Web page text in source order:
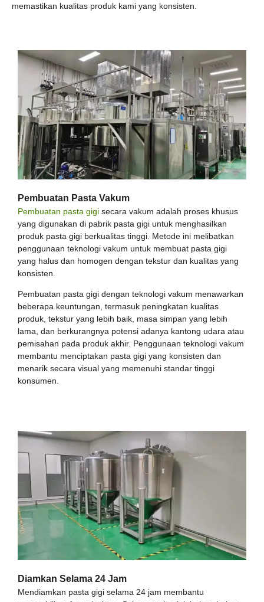
memastikan kualitas produk kami yang konsisten.
Pembuatan Pasta Vakum
Pembuatan pasta gigi secara vakum adalah proses khusus
yang digunakan di pabrik pasta gigi untuk menghasilkan
produk pasta gigi berkualitas tinggi. Metode ini melibatkan
penggunaan teknologi vakum untuk membuat pasta gigi
yang halus dan homogen dengan tekstur dan kualitas yang
konsisten.
Pembuatan pasta gigi dengan teknologi vakum menawarkan
beberapa keuntungan, termasuk peningkatan kualitas
produk, tekstur yang lebih baik, masa simpan yang lebih
lama, dan berkurangnya potensi adanya kantong udara atau
pemisahan pada produk akhir. Penggunaan teknologi vakum
membantu menciptakan pasta gigi yang konsisten dan
menarik secara visual yang memenuhi standar tinggi
konsumen.
Diamkan Selama 24 Jam
Mendiamkan pasta gigi selama 24 jam membantu